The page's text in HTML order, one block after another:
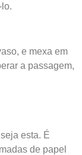
e mexa em
a passagem,
esta. É
de papel